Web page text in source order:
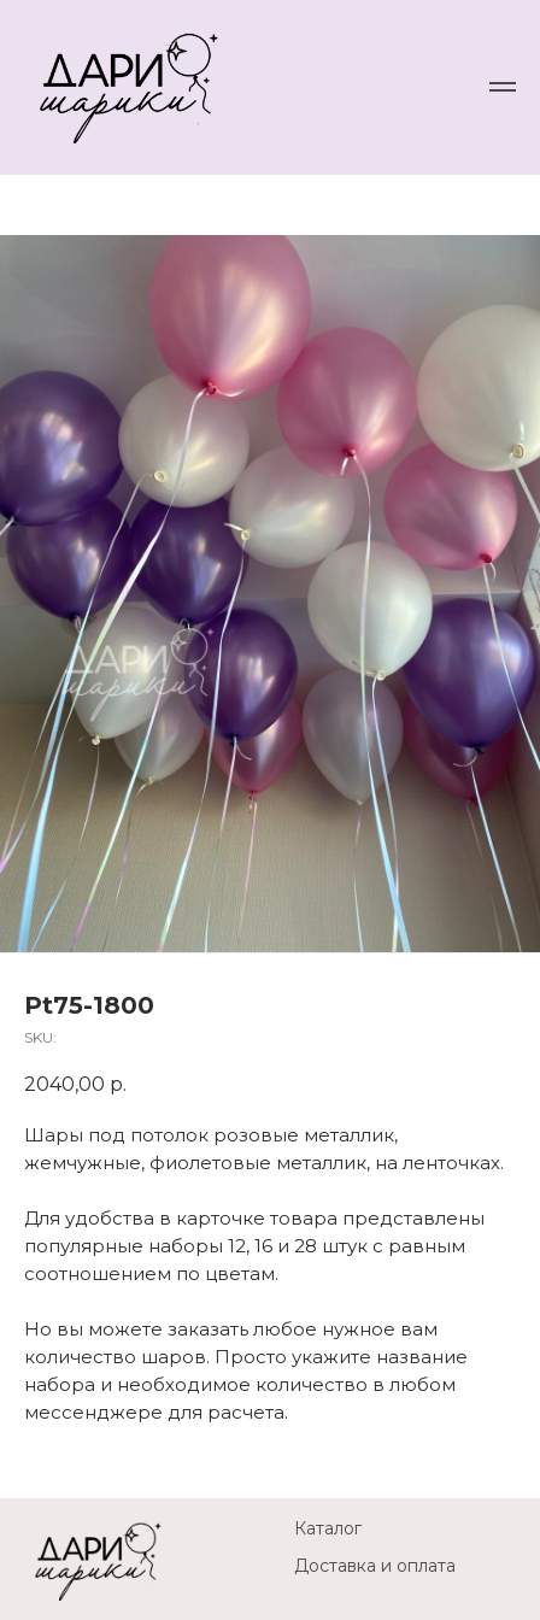
Pt75-1800
SKU:
2040,00 р.
Шары под потолок розовые металлик,
жемчужные, фиолетовые металлик, на ленточках.
Для удобства в карточке товара представлены
популярные наборы 12, 16 и 28 штук с равным
соотношением по цветам.
Но вы можете заказать любое нужное вам
количество шаров. Просто укажите название
набора и необходимое количество в любом
мессенджере для расчета.
Каталог
Доставка и оплата